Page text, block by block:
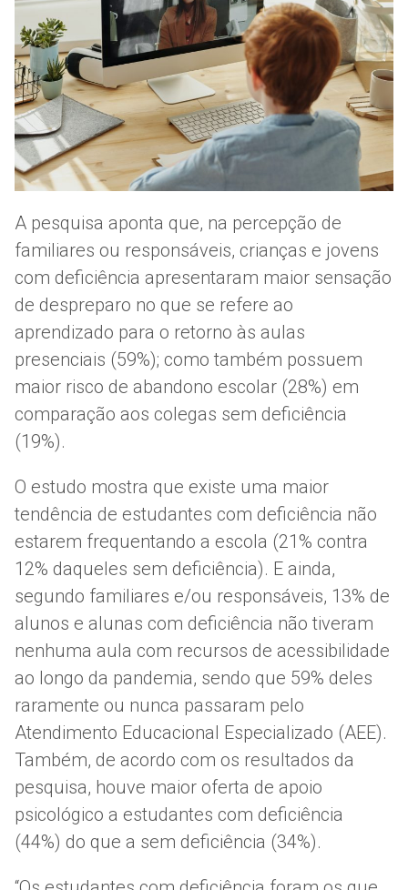
A pesquisa aponta que, na percepção de
familiares ou responsáveis, crianças e jovens
com deficiência apresentaram maior sensação
de despreparo no que se refere ao
aprendizado para o retorno às aulas
presenciais (59%); como também possuem
maior risco de abandono escolar (28%) em
comparação aos colegas sem deficiência
(19%).
O estudo mostra que existe uma maior
tendência de estudantes com deficiência não
estarem frequentando a escola (21% contra
12% daqueles sem deficiência). E ainda,
segundo familiares e/ou responsáveis, 13% de
alunos e alunas com deficiência não tiveram
nenhuma aula com recursos de acessibilidade
ao longo da pandemia, sendo que 59% deles
raramente ou nunca passaram pelo
Atendimento Educacional Especializado (AEE).
Também, de acordo com os resultados da
pesquisa, houve maior oferta de apoio
psicológico a estudantes com deficiência
(44%) do que a sem deficiência (34%).